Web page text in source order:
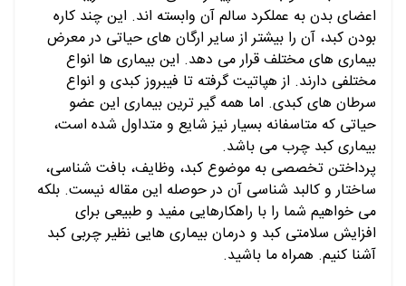
اعضای بدن به عملکرد سالم آن وابسته اند. این چند کاره
بودن کبد، آن را بیشتر از سایر ارگان های حیاتی در معرض
بیماری های مختلف قرار می دهد. این بیماری ها انواع
مختلفی دارند. از هپاتیت گرفته تا فیبروز کبدی و انواع
سرطان های کبدی. اما همه گیر ترین بیماری این عضو
حیاتی که متاسفانه بسیار نیز شایع و متداول شده است،
بیماری کبد چرب می باشد.
پرداختن تخصصی به موضوع کبد، وظایف، بافت شناسی،
ساختار و کالبد شناسی آن در حوصله این مقاله نیست. بلکه
می خواهیم شما را با راهکارهایی مفید و طبیعی برای
افزایش سلامتی کبد و درمان بیماری هایی نظیر چربی کبد
آشنا کنیم. همراه ما باشید.